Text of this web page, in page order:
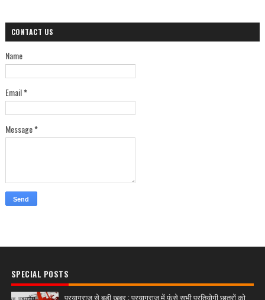
CONTACT US
Name
Email*
Message*
SPECIAL POSTS
प्रयागराज से बड़ी खबर : प्रयागराज में फंसे सभी प्रतियोगी छात्रों को